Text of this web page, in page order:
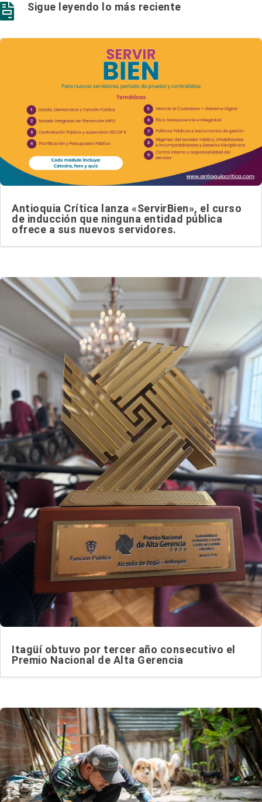
 Sigue leyendo lo más reciente
Antioquia Crítica lanza «ServirBien», el curso
de inducción que ninguna entidad pública
ofrece a sus nuevos servidores.
Itagüí obtuvo por tercer año consecutivo el
Premio Nacional de Alta Gerencia